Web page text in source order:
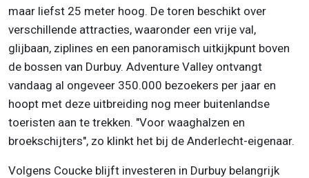
maar liefst 25 meter hoog. De toren beschikt over
verschillende attracties, waaronder een vrije val,
glijbaan, ziplines en een panoramisch uitkijkpunt boven
de bossen van Durbuy. Adventure Valley ontvangt
vandaag al ongeveer 350.000 bezoekers per jaar en
hoopt met deze uitbreiding nog meer buitenlandse
toeristen aan te trekken. "Voor waaghalzen en
broekschijters", zo klinkt het bij de Anderlecht-eigenaar.
Volgens Coucke blijft investeren in Durbuy belangrijk